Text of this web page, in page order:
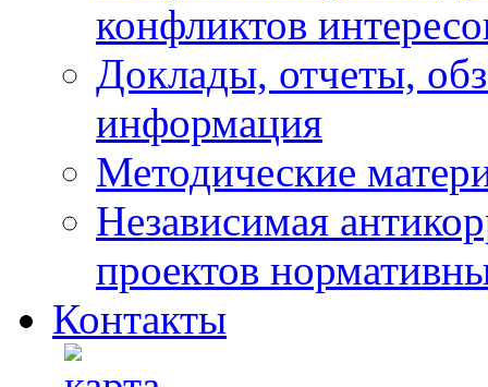
конфликтов
Доклады, отчеты,
информация
Методические
Независимая
проектов
Контакты